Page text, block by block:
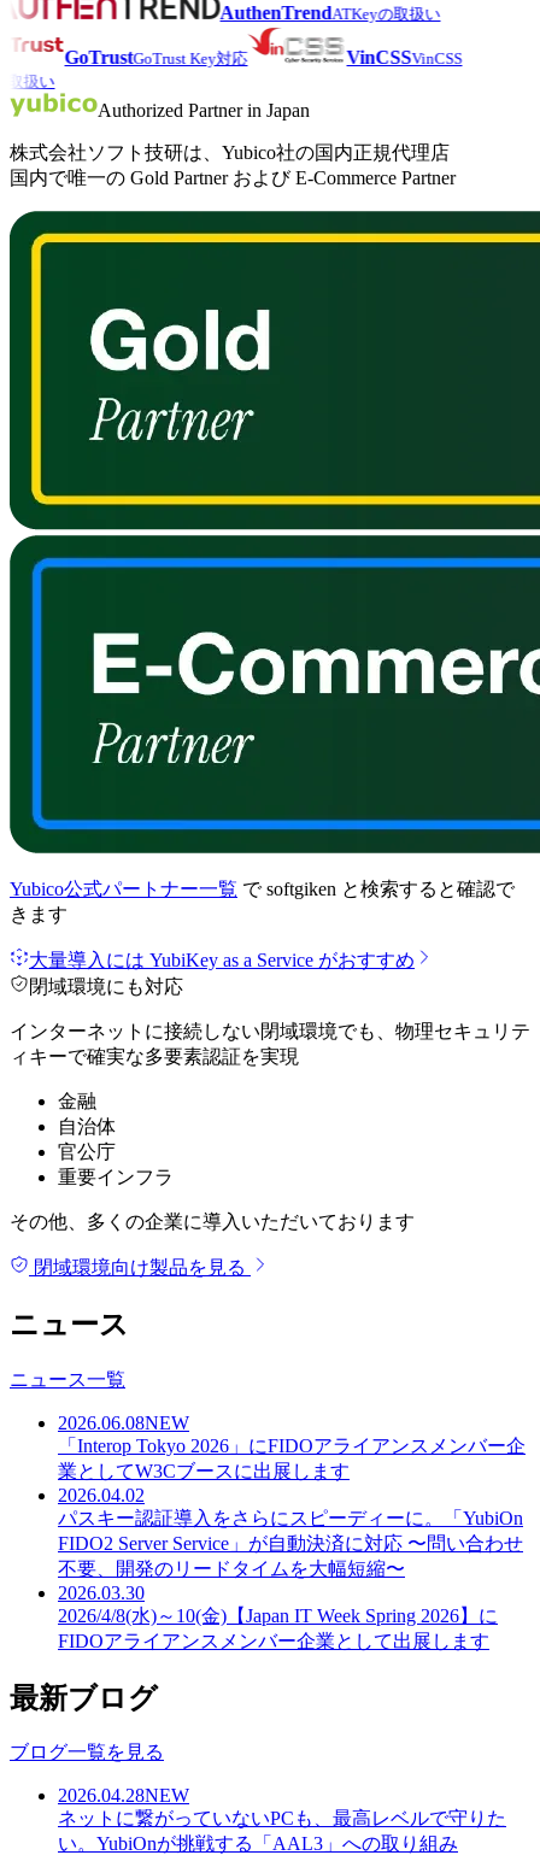
AuthenTrendATKeyの取扱い
GoTrustGoTrust Key対応 VinCSSVinCSS
扱い
Authorized Partner in Japan
株式会社ソフト技研は、Yubico社の国内正規代理店
国内で唯一の Gold Partner および E-Commerce Partner
Yubico公式パートナー一覧 でsoftgiken と検索すると確認で
きます
大量導入には YubiKey as a Service がおすすめ
閉域環境にも対応
インターネットに接続しない閉域環境でも、物理セキュリテ
ィキーで確実な多要素認証を実現
金融
自治体
官公庁
重要インフラ
その他、多くの企業に導入いただいております
閉域環境向け製品を見る
ニュース
ニュース一覧
2026.06.08NEW
「Interop Tokyo 2026」にFIDOアライアンスメンバー企
業としてW3Cブースに出展します
2026.04.02
パスキー認証導入をさらにスピーディーに。「YubiOn
FIDO2 Server Service」が自動決済に対応 〜問い合わせ
不要、開発のリードタイムを大幅短縮〜
2026.03.30
2026/4/8(水)～10(金)【Japan IT Week Spring 2026】に
FIDOアライアンスメンバー企業として出展します
最新ブログ
ブログ一覧を見る
2026.04.28NEW
ネットに繋がっていないPCも、最高レベルで守りた
い。YubiOnが挑戦する「AAL3」への取り組み